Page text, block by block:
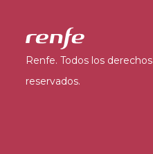
Renfe. Todos los derechos
reservados.